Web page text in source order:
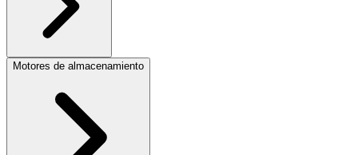
Motores de almacenamiento